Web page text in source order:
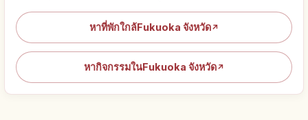
หาที่พักใกล้Fukuoka จังหวัด↗
หากิจกรรมในFukuoka จังหวัด↗